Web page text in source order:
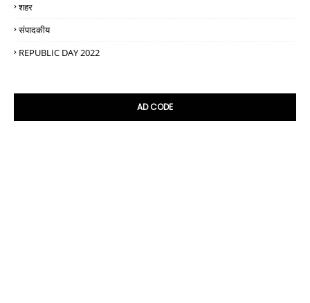
शहर
संपादकीय
REPUBLIC DAY 2022
AD CODE